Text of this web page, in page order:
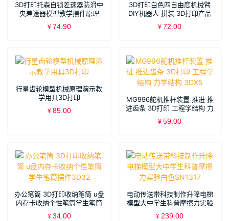
3D打印托森自锁差速器防滑中
央差速器模型教学摆件原理
3D30
¥ 74.90
3D打印白色四自由度机械臂
DIY机器人 拼装 3D打印产品
SG90
¥ 72.00
行星齿轮模型机械原理演示教
学用具3D打印
¥ 85.00
MG996舵机推杆装置 推进 推
进齿条 3D打印 工程学结构 力
学结构 3DX5
¥ 59.00
办公笔筒 3D打印收纳笔筒 u盘
内存卡收纳个性笔筒学生笔筒
摆件3D32
¥ 34.00
电动传送带科技制作升降电梯
模型大中学生科普摩擦力实验
白色SN1317
¥ 239.00